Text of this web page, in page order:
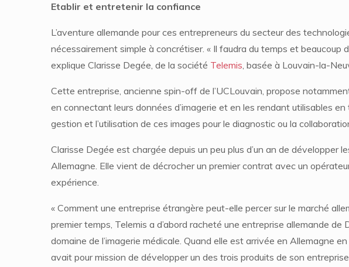
Etablir et entretenir la confiance
L’aventure allemande pour ces entrepreneurs du secteur des
nécessairement simple à concrétiser. « Il faudra du temps et beaucoup
explique Clarisse Degée, de la société Telemis, basée à Louvain-la-
Cette entreprise, ancienne spin-off de l’UCLouvain, propose
en connectant leurs données d’imagerie et en les rendant utilisables
gestion et l’utilisation de ces images pour le diagnostic ou la
Clarisse Degée est chargée depuis un peu plus d’un an de développer
Allemagne. Elle vient de décrocher un premier contrat avec un
expérience.
« Comment une entreprise étrangère peut-elle percer sur le marché
premier temps, Telemis a d’abord racheté une entreprise allemande de
domaine de l’imagerie médicale. Quand elle est arrivée en Allemagne
avait pour mission de développer un des trois produits de son